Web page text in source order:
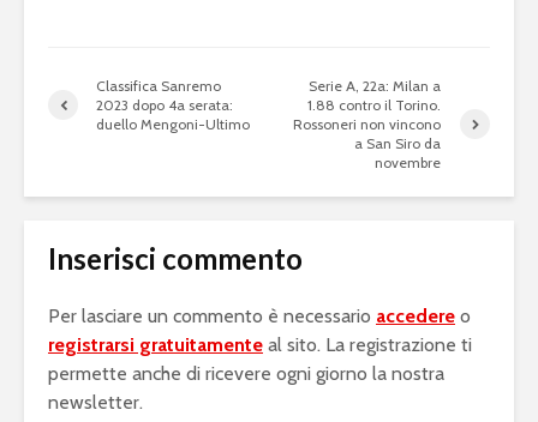
Classifica Sanremo
2023 dopo 4a serata:
duello Mengoni-Ultimo
Serie A, 22a: Milan a
1.88 contro il Torino.
Rossoneri non vincono
a San Siro da
novembre
Inserisci commento
Per lasciare un commento è necessario accedere o
registrarsi gratuitamente al sito. La registrazione ti
permette anche di ricevere ogni giorno la nostra
newsletter.